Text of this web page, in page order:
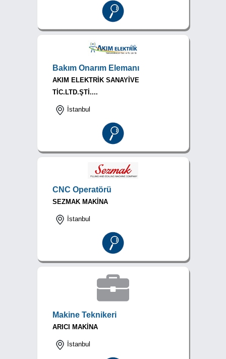
Bakım Onarım Elemanı
AKIM ELEKTRİK SANAYİVE
TİC.LTD.ŞTİ....
İstanbul
CNC Operatörü
SEZMAK MAKİNA
İstanbul
Makine Teknikeri
ARICI MAKİNA
İstanbul